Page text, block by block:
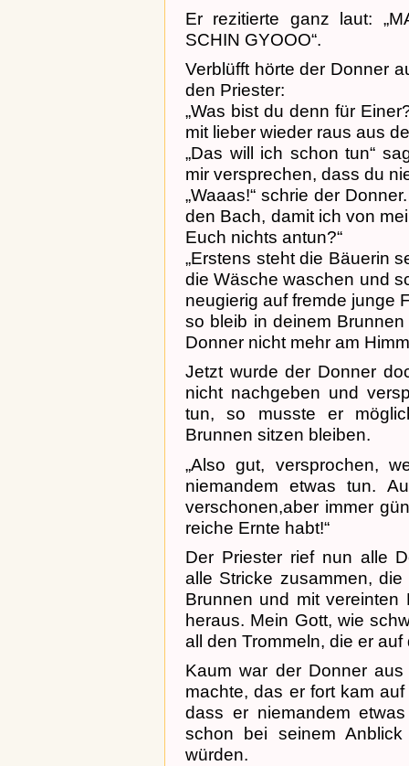
Er rezitierte ganz laut:
SCHIN GYOOO“.
Verblüfft hörte der Donner
den Priester:
„Was bist du denn für
mit lieber wieder raus aus
„Das will ich schon tun“
mir versprechen, dass du
„Waaas!“ schrie der
den Bach, damit ich von
Euch nichts antun?“
„Erstens steht die Bäuerin
die Wäsche waschen und
neugierig auf fremde junge
so bleib in deinem
Donner nicht mehr am
Jetzt wurde der Donner
nicht nachgeben und
tun, so musste er
Brunnen sitzen bleiben.
„Also gut, versprochen,
niemandem etwas tun.
verschonen,aber immer
reiche Ernte habt!“
Der Priester rief nun alle
alle Stricke zusammen,
Brunnen und mit
heraus. Mein Gott, wie
all den Trommeln, die er
Kaum war der Donner
machte, das er fort kam
dass er niemandem
schon bei seinem
würden.